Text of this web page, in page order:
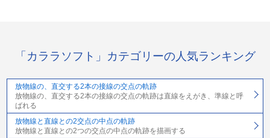
「カララソフト」カテゴリーの人気ランキング
放物線の、直交する2本の接線の交点の軌跡
放物線の、直交する2本の接線の交点の軌跡は直線をえがき、準線と呼
ばれる
放物線と直線との2交点の中点の軌跡
放物線と直線との2つの交点の中点の軌跡を描画する